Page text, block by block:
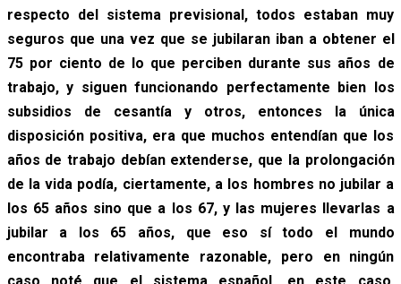
respecto del sistema previsional, todos estaban muy
seguros que una vez que se jubilaran iban a obtener el
75 por ciento de lo que perciben durante sus años de
trabajo, y siguen funcionando perfectamente bien los
subsidios de cesantía y otros, entonces la única
disposición positiva, era que muchos entendían que los
años de trabajo debían extenderse, que la prolongación
de la vida podía, ciertamente, a los hombres no jubilar a
los 65 años sino que a los 67, y las mujeres llevarlas a
jubilar a los 65 años, que eso sí todo el mundo
encontraba relativamente razonable, pero en ningún
caso noté que el sistema español, en este caso,